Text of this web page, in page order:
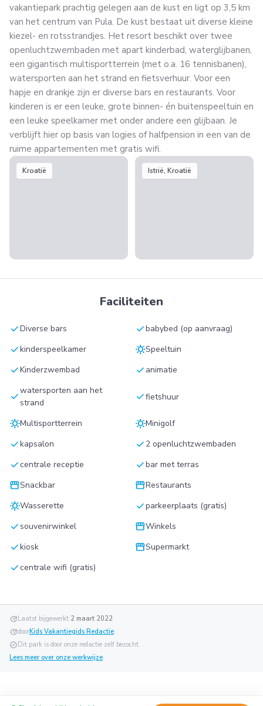
vakantiepark prachtig gelegen aan de kust en ligt op 3,5 km
van het centrum van Pula. De kust bestaat uit diverse kleine
kiezel- en rotsstrandjes. Het resort beschikt over twee
openluchtzwembaden met apart kinderbad, waterglijbanen,
een gigantisch multisportterrein (met o.a. 16 tennisbanen),
watersporten aan het strand en fietsverhuur. Voor een
hapje en drankje zijn er diverse bars en restaurants. Voor
kinderen is er een leuke, grote binnen- én buitenspeeltuin en
een leuke speelkamer met onder andere een glijbaan. Je
verblijft hier op basis van logies of halfpension in een van de
ruime appartementen met gratis wifi.
Kroatië Istrië, Kroatië
Faciliteiten
checkDiverse bars checkbabybed (op aanvraag)
checkkinderspeelkamer sunnySpeeltuin
checkKinderzwembad check animatie
checkwatersporten aan het
strand
checkfietshuur
sunnyMultisportterrein sunnyMinigolf
checkkapsalon check 2 openluchtzwembaden
checkcentrale receptie checkbar met terras
storefrontSnackbar storefrontRestaurants
sunnyWasserette checkparkeerplaats (gratis)
check souvenirwinkel storefrontWinkels
checkkiosk storefrontSupermarkt
checkcentrale wifi (gratis)
updateLaatst bijgewerkt:2 maart 2022
updatedoorKids Vakantiegids Redactie.
verifiedDit park is door onze redactie zelf bezocht.
Lees meer over onze werkwijze.